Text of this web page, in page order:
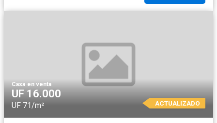
Casa·en venta
UF 16.000
UF 71/m² ACTUALIZADO